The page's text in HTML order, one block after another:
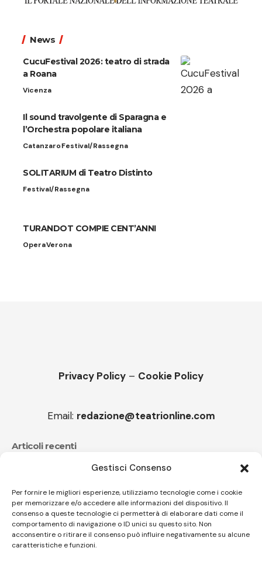
Gestisci Consenso
Per fornire le migliori esperienze, utilizziamo tecnologie come i cookie
per memorizzare e/o accedere alle informazioni del dispositivo. Il
consenso a queste tecnologie ci permetterà di elaborare dati come il
comportamento di navigazione o ID unici su questo sito. Non
acconsentire o ritirare il consenso può influire negativamente su alcune
caratteristiche e funzioni.
News
CucuFestival 2026: teatro di strada
a Roana
Vicenza
Il sound travolgente di Sparagna e
l’Orchestra popolare italiana
CatanzaroFestival/Rassegna
SOLITARIUM di Teatro Distinto
Festival/Rassegna
TURANDOT COMPIE CENT’ANNI
OperaVerona
Privacy Policy – Cookie Policy
Email: redazione@teatrionline.com
Articoli recenti
CucuFestival 2026: teatro di strada a Roana
Il sound travolgente di Sparagna e l’Orchestra
popolare italiana